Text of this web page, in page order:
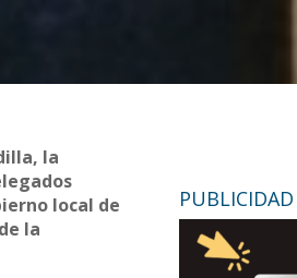
la
local de
la
PUBLICIDAD